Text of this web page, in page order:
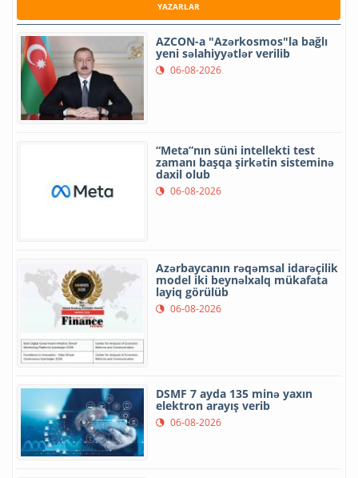
YAZARLAR
AZCON-a "Azərkosmos"la bağlı
yeni səlahiyyətlər verilib
06-08-2026
“Meta”nın süni intellekti test
zamanı başqa şirkətin sisteminə
daxil olub
06-08-2026
Azərbaycanın rəqəmsal idarəçilik
model iki beynəlxalq mükafata
layiq görülüb
06-08-2026
DSMF 7 ayda 135 minə yaxın
elektron arayış verib
06-08-2026